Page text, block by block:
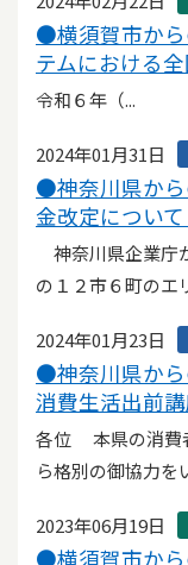
●横須賀市か
テムにおける
令和６年（...
2024年01月31日
●神奈川県か
金改定について
神奈川県企業庁
の１２市６町のエ
2024年01月23日
●神奈川県か
消費生活出前
各位 本県の消費
ら格別の御協力を
2023年06月19日
●横須賀市か